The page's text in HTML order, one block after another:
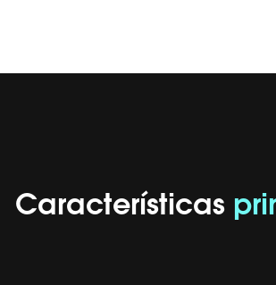
Características